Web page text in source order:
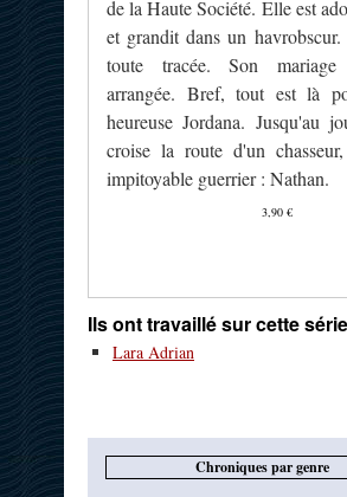
de la Haute Société. Elle est
et grandit dans un
toute tracée. Son
arrangée. Bref, tout est là
heureuse Jordana. Jusqu'au
croise la route d'un
impitoyable guerrier : Nathan.
3,90 €
Ils ont travaillé sur cette
Lara Adrian
Chroniques par genre